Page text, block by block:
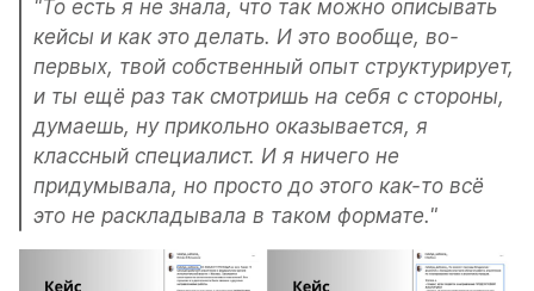
"То есть я не знала, что так можно описывать
кейсы и как это делать. И это вообще, во-
первых, твой собственный опыт структурирует,
и ты ещё раз так смотришь на себя с стороны,
думаешь, ну прикольно оказывается, я
классный специалист. И я ничего не
придумывала, но просто до этого как-то всё
это не раскладывала в таком формате."